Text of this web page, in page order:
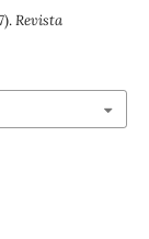
Revista